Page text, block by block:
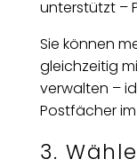
unterstützt –
Sie können
gleichzeitig
verwalten –
Postfächer
3.